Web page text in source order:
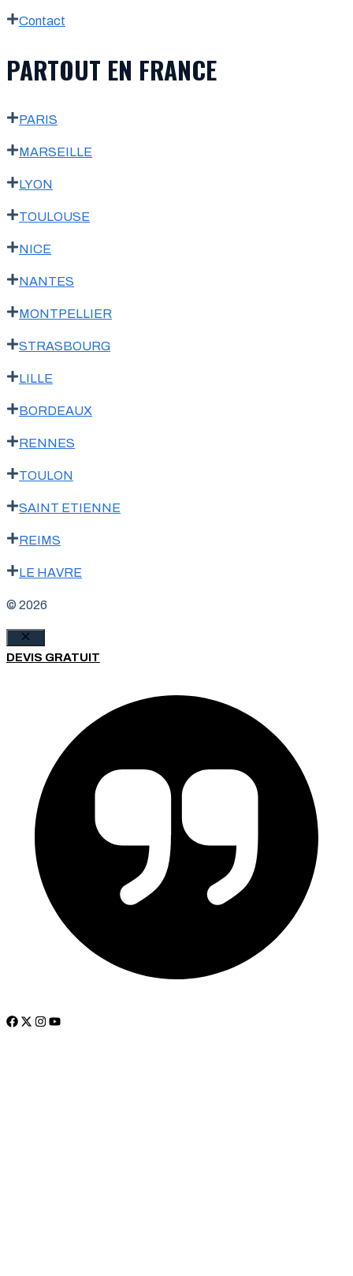
Contact
PARTOUT EN FRANCE
PARIS
MARSEILLE
LYON
TOULOUSE
NICE
NANTES
MONTPELLIER
STRASBOURG
LILLE
BORDEAUX
RENNES
TOULON
SAINT ETIENNE
REIMS
LE HAVRE
© 2026
Fermer
DEVIS GRATUIT